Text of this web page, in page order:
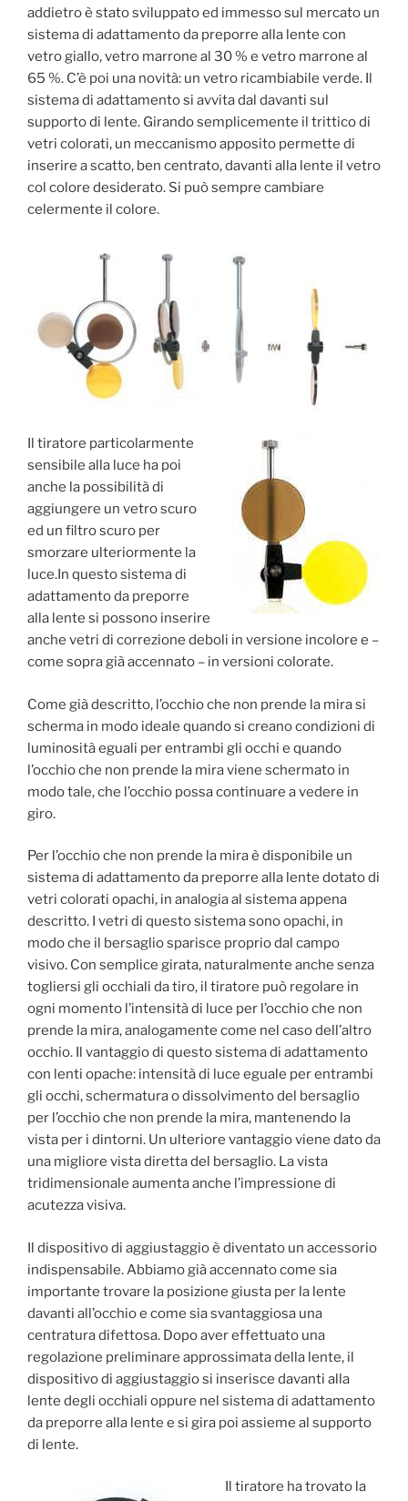
addietro è stato sviluppato ed immesso sul mercato un
sistema di adattamento da preporre alla lente con
vetro giallo, vetro marrone al 30 % e vetro marrone al
65 %. C’è poi una novità: un vetro ricambiabile verde. Il
sistema di adattamento si avvita dal davanti sul
supporto di lente. Girando semplicemente il trittico di
vetri colorati, un meccanismo apposito permette di
inserire a scatto, ben centrato, davanti alla lente il vetro
col colore desiderato. Si può sempre cambiare
celermente il colore.
Il tiratore particolarmente
sensibile alla luce ha poi
anche la possibilità di
aggiungere un vetro scuro
ed un filtro scuro per
smorzare ulteriormente la
luce.In questo sistema di
adattamento da preporre
alla lente si possono inserire
anche vetri di correzione deboli in versione incolore e –
come sopra già accennato – in versioni colorate.
Come già descritto, l’occhio che non prende la mira si
scherma in modo ideale quando si creano condizioni di
luminosità eguali per entrambi gli occhi e quando
l’occhio che non prende la mira viene schermato in
modo tale, che l’occhio possa continuare a vedere in
giro.
Per l’occhio che non prende la mira è disponibile un
sistema di adattamento da preporre alla lente dotato di
vetri colorati opachi, in analogia al sistema appena
descritto. I vetri di questo sistema sono opachi, in
modo che il bersaglio sparisce proprio dal campo
visivo. Con semplice girata, naturalmente anche senza
togliersi gli occhiali da tiro, il tiratore può regolare in
ogni momento l’intensità di luce per l’occhio che non
prende la mira, analogamente come nel caso dell’altro
occhio. Il vantaggio di questo sistema di adattamento
con lenti opache: intensità di luce eguale per entrambi
gli occhi, schermatura o dissolvimento del bersaglio
per l’occhio che non prende la mira, mantenendo la
vista per i dintorni. Un ulteriore vantaggio viene dato da
una migliore vista diretta del bersaglio. La vista
tridimensionale aumenta anche l’impressione di
acutezza visiva.
Il dispositivo di aggiustaggio è diventato un accessorio
indispensabile. Abbiamo già accennato come sia
importante trovare la posizione giusta per la lente
davanti all’occhio e come sia svantaggiosa una
centratura difettosa. Dopo aver effettuato una
regolazione preliminare approssimata della lente, il
dispositivo di aggiustaggio si inserisce davanti alla
lente degli occhiali oppure nel sistema di adattamento
da preporre alla lente e si gira poi assieme al supporto
di lente.
Il tiratore ha trovato la